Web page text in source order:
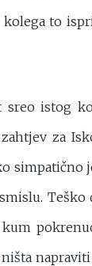
to
istog
za
simpatično